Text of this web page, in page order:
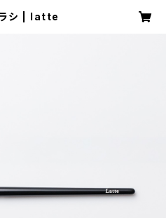
ラシ | latte